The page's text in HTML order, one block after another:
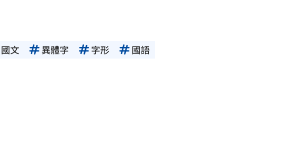
國文 異體字 字形 國語